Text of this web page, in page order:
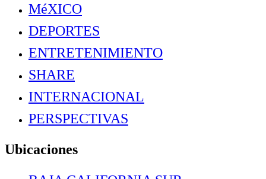
MéXICO
DEPORTES
ENTRETENIMIENTO
SHARE
INTERNACIONAL
PERSPECTIVAS
Ubicaciones